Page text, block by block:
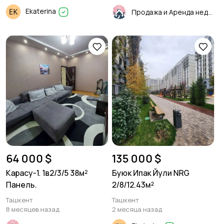
Ekaterina
64 000 $
Карасу-1. 1в2/3/5 38м²
Панель.
Ташкент
8 месяцев назад
135 000 $
Буюк Ипак Йули NRG
2/8/12.43м²
Ташкент
2 месяца назад